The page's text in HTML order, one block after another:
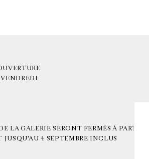
LA GALERIE SERONT FERMÉS À PARTIR
JUSQU'AU 4 SEPTEMBRE INCLUS